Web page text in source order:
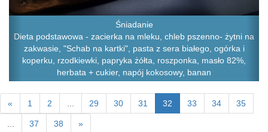
Śniadanie
Dieta podstawowa - zacierka na mleku, chleb pszenno- żytni na
zakwasie, "Schab na kartki", pasta z sera białego, ogórka i
koperku, rzodkiewki, papryka żółta, roszponka, masło 82%,
herbata + cukier, napój kokosowy, banan
« 1 2 ... 29 30 31 32 33 34 35
... 37 38 »